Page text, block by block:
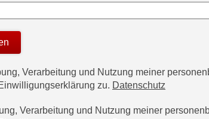
Verarbeitung und Nutzung meiner
zu. Datenschutz
Verarbeitung und Nutzung meiner